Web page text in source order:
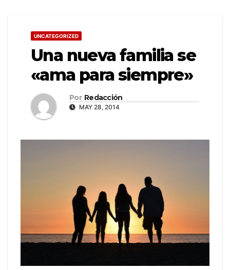
UNCATEGORIZED
Una nueva familia se
«ama para siempre»
Por Redacción
MAY 28, 2014